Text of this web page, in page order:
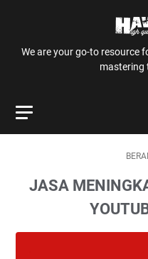
We are your go-to resource
mastering
JASA